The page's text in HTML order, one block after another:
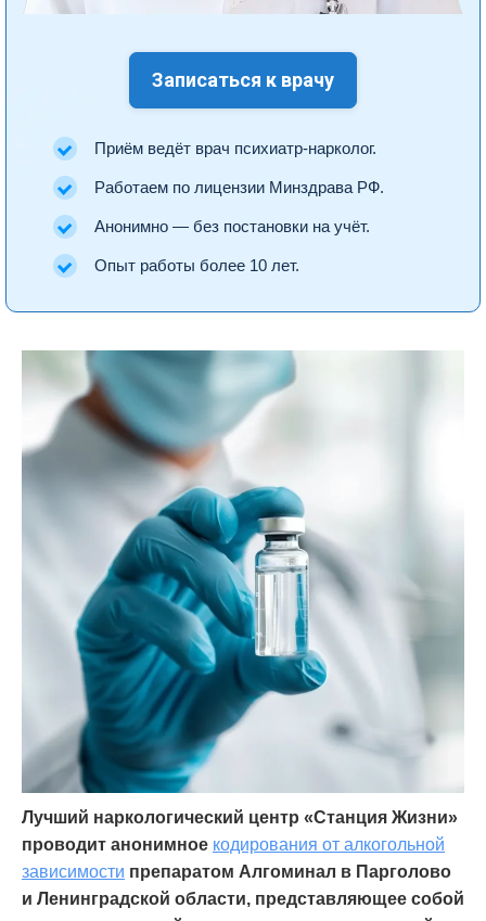
Записаться к врачу
Приём ведёт врач психиатр-нарколог.
Работаем по лицензии Минздрава РФ.
Анонимно — без постановки на учёт.
Опыт работы более 10 лет.
Лучший наркологический центр «Станция Жизни»
проводит анонимное кодирования от алкогольной
зависимости препаратом Алгоминал в Парголово
и Ленинградской области, представляющее собой